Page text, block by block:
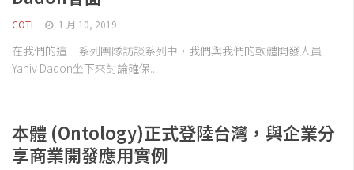
COTI 1 月 10, 2019
在我們的這一系列團隊訪談系列中，我們與我們的軟體開發人員
Yaniv Dadon坐下來討論確保...
本體 (Ontology)正式登陸台灣，與企業分
享商業開發應用實例